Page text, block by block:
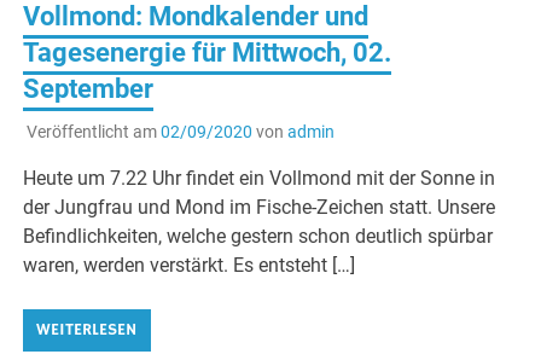
Vollmond: Mondkalender und
Tagesenergie für Mittwoch, 02.
September
Veröffentlicht am02/09/2020 von admin
Heute um 7.22 Uhr findet ein Vollmond mit der Sonne in
der Jungfrau und Mond im Fische-Zeichen statt. Unsere
Befindlichkeiten, welche gestern schon deutlich spürbar
waren, werden verstärkt. Es entsteht […]
WEITERLESEN